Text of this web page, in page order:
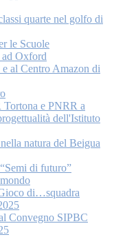
quarte nel golfo di
le Scuole
Oxford
al Centro Amazon di
Tortona e PNRR a
dell'Istituto
natura del Beigua
di futuro”
di…squadra
Convegno SIPBC